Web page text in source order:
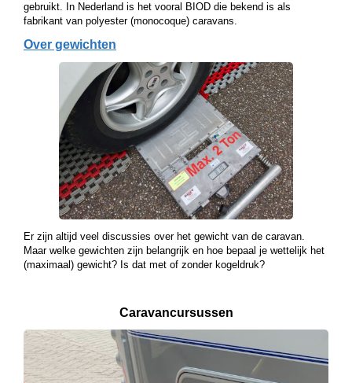
gebruikt. In Nederland is het vooral BIOD die bekend is als
fabrikant van polyester (monocoque) caravans.
Over gewichten
Er zijn altijd veel discussies over het gewicht van de caravan.
Maar welke gewichten zijn belangrijk en hoe bepaal je wettelijk het
(maximaal) gewicht? Is dat met of zonder kogeldruk?
Caravancursussen